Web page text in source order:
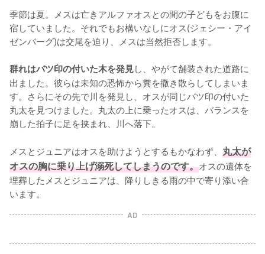
季節は夏。メスは亡きアルファオスとの間の子どもをお腹に
宿していました。それでもお構いなしにオス(ジェシー・アイ
ゼンバーグ)は交尾を迫り、メスは当然拒否します。
群れはバツ印の付いた木を発見し、やがて舗装された道路に
出ました。彼らは未知の恐怖から糞を撒き散らしてしまいま
す。さらにその先で川を発見し、オスが同じバツ印の付いた
丸太を見つけました。丸太の上に乗ったオスは、バランスを
崩した拍子に足を挟まれ、川へ落下。
メスとジュニアはオスを助けようとするもかなわず、 丸太が
オスの胸に乗り上げ溺死してしまうのです。オスの遺体を
埋葬したメスとジュニアは、降りしきる雨の中で寄り添い合
います。
AD